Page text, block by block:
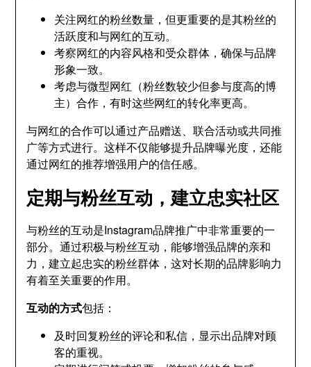
关注网红的粉丝数量，但更重要的是其粉丝的
活跃度和与网红的互动。
考察网红的内容风格和受众群体，确保与品牌
形象一致。
考虑与微型网红（粉丝数较少但参与度高的博
主）合作，有时这些网红的转化率更高。
与网红的合作可以通过产品赠送、联合活动或共同推
广等方式进行。这样不仅能够提升品牌曝光度，还能
通过网红的推荐增强用户的信任感。
定期与粉丝互动，建立忠实社区
与粉丝的互动是Instagram品牌推广中非常重要的一
部分。通过积极与粉丝互动，能够增强品牌的亲和
力，建立起忠实的粉丝群体，这对长期的品牌影响力
有着至关重要的作用。
互动的方式包括：
及时回复粉丝的评论和私信，显示出品牌对顾
客的重视。